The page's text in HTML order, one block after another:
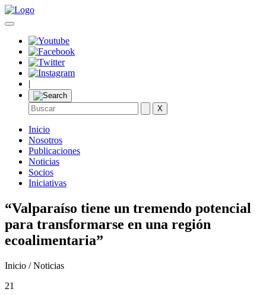
|
X
Inicio
Nosotros
Publicaciones
Noticias
Socios
Iniciativas
“Valparaíso tiene un tremendo potencial
para transformarse en una región
ecoalimentaria”
Inicio / Noticias
21